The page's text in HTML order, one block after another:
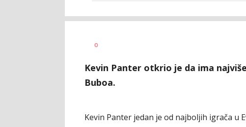
AUTOR
0
Kevin Panter otkrio je da ima
Buboa.
Kevin Panter jedan je od najboljih igrača u